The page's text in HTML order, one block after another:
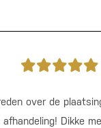
over de
afhandeling! Dikke